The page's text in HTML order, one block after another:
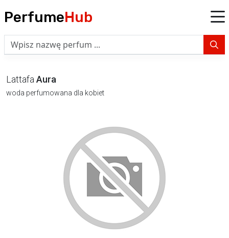
PerfumeHub
Lattafa Aura
woda perfumowana dla kobiet